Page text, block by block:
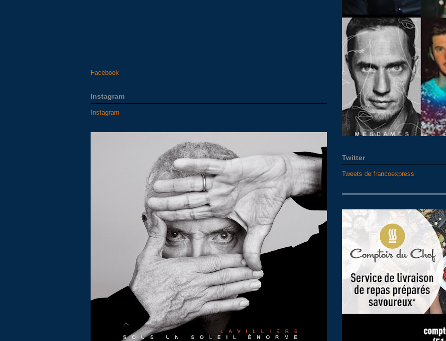
Facebook
Instagram
Instagram
Twitter
Tweets de francoexpress